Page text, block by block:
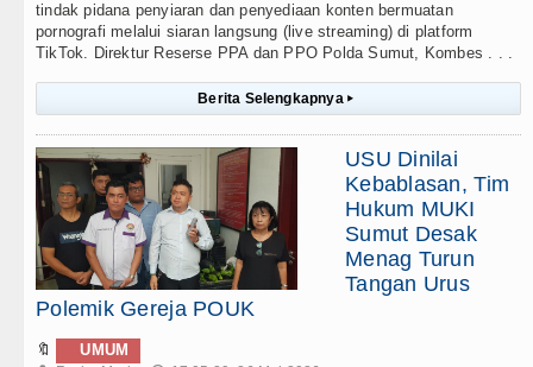
tindak pidana penyiaran dan penyediaan konten bermuatan
pornografi melalui siaran langsung (live streaming) di platform
TikTok. Direktur Reserse PPA dan PPO Polda Sumut, Kombes . . .
Berita Selengkapnya ▸
USU Dinilai
Kebablasan, Tim
Hukum MUKI
Sumut Desak
Menag Turun
Tangan Urus
Polemik Gereja POUK
🔖 UMUM